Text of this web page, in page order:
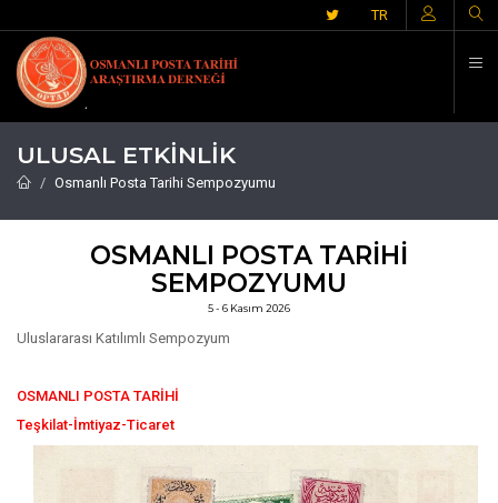
TR
ULUSAL ETKINLIK
Osmanlı Posta Tarihi Sempozyumu
OSMANLI POSTA TARIHI
SEMPOZYUMU
5 - 6 Kasım 2026
Uluslararası Katılımlı Sempozyum
OSMANLI POSTA TARİHİ
Teşkilat-İmtiyaz-Ticaret